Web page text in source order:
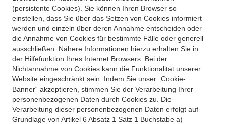
(persistente Cookies). Sie können Ihren Browser so
einstellen, dass Sie über das Setzen von Cookies informiert
werden und einzeln über deren Annahme entscheiden oder
die Annahme von Cookies für bestimmte Fälle oder generell
ausschließen. Nähere Informationen hierzu erhalten Sie in
der Hilfefunktion Ihres Internet Browsers. Bei der
Nichtannahme von Cookies kann die Funktionalität unserer
Website eingeschränkt sein. Indem Sie unser „Cookie-
Banner“ akzeptieren, stimmen Sie der Verarbeitung Ihrer
personenbezogenen Daten durch Cookies zu. Die
Verarbeitung dieser personenbezogenen Daten erfolgt auf
Grundlage von Artikel 6 Absatz 1 Satz 1 Buchstabe a)